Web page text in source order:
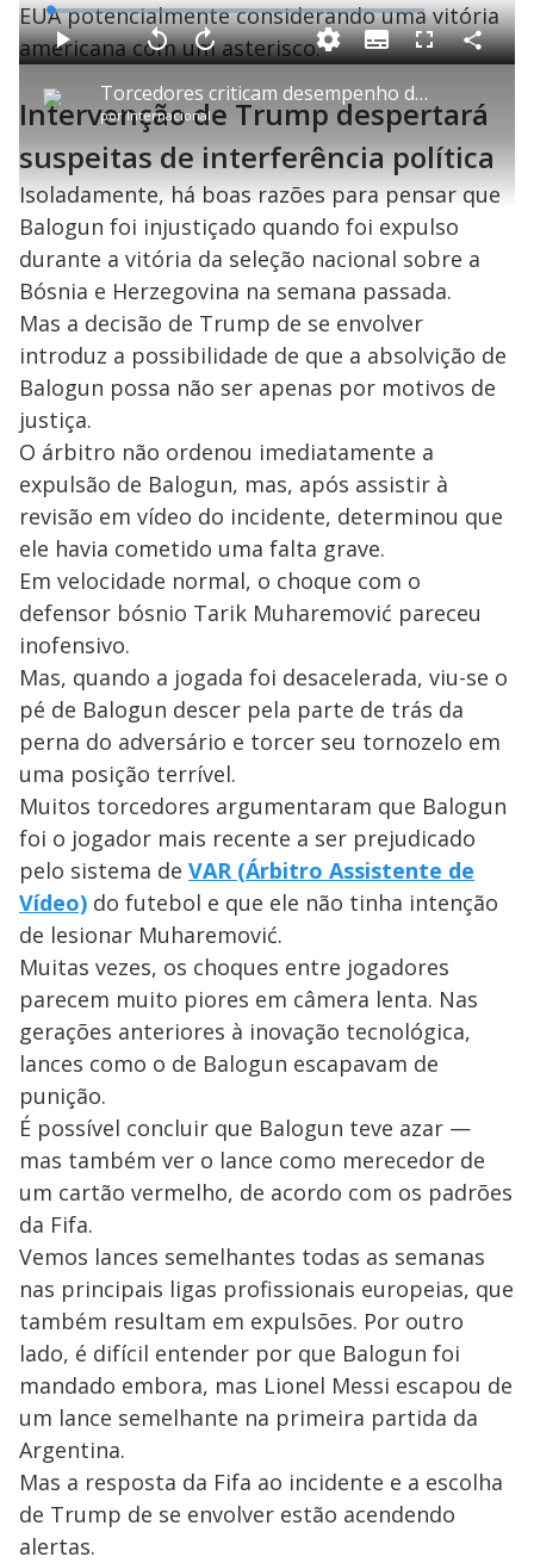
EUA potencialmente considerando uma vitória
americana com um asterisco.
P
l
a
y
V
i
d
e
o
Torcedores criticam desempenho da seleção brasileira após eliminação para a Noruega
porInternacional
P V
l
t
a
r
s
e
n
o
s
A
n
ç
a
1
0
s
g
u
d
o
M
d
L
o
a
d
e
:
1
.
6
S
u
b
i
t
l
e
F
l
s
c
e
e
n
C
o
r
t
l
h
r
Intervenção de Trump despertará
suspeitas de interferência política
Isoladamente, há boas razões para pensar que
Balogun foi injustiçado quando foi expulso
durante a vitória da seleção nacional sobre a
Bósnia e Herzegovina na semana passada.
Mas a decisão de Trump de se envolver
introduz a possibilidade de que a absolvição de
Balogun possa não ser apenas por motivos de
justiça.
O árbitro não ordenou imediatamente a
expulsão de Balogun, mas, após assistir à
revisão em vídeo do incidente, determinou que
ele havia cometido uma falta grave.
Em velocidade normal, o choque com o
defensor bósnio Tarik Muharemović pareceu
inofensivo.
Mas, quando a jogada foi desacelerada, viu-se o
pé de Balogun descer pela parte de trás da
perna do adversário e torcer seu tornozelo em
uma posição terrível.
Muitos torcedores argumentaram que Balogun
foi o jogador mais recente a ser prejudicado
pelo sistema de VAR (Árbitro Assistente de
Vídeo) do futebol e que ele não tinha intenção
de lesionar Muharemović.
Muitas vezes, os choques entre jogadores
parecem muito piores em câmera lenta. Nas
gerações anteriores à inovação tecnológica,
lances como o de Balogun escapavam de
punição.
É possível concluir que Balogun teve azar —
mas também ver o lance como merecedor de
um cartão vermelho, de acordo com os padrões
da Fifa.
Vemos lances semelhantes todas as semanas
nas principais ligas profissionais europeias, que
também resultam em expulsões. Por outro
lado, é difícil entender por que Balogun foi
mandado embora, mas Lionel Messi escapou de
um lance semelhante na primeira partida da
Argentina.
Mas a resposta da Fifa ao incidente e a escolha
de Trump de se envolver estão acendendo
alertas.